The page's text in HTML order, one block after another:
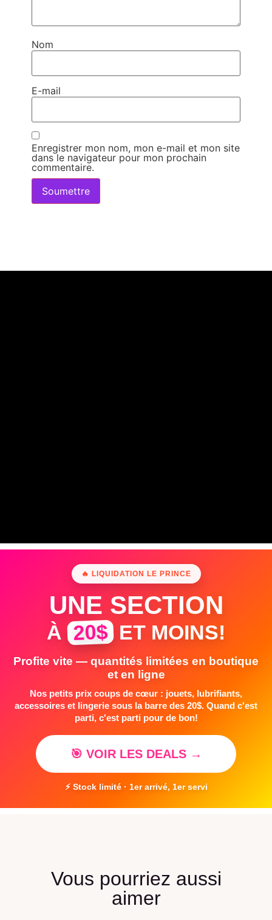
Nom
E-mail
Enregistrer mon nom, mon e-mail et mon site
dans le navigateur pour mon prochain
commentaire.
🔥 LIQUIDATION LE PRINCE
UNE SECTION
À 20$ ET MOINS!
Profite vite — quantités limitées en boutique
et en ligne
Nos petits prix coups de cœur : jouets, lubrifiants,
accessoires et lingerie sous la barre des 20$. Quand c'est
parti, c'est parti pour de bon!
🎯 VOIR LES DEALS →
⚡ Stock limité · 1er arrivé, 1er servi
Vous pourriez aussi
aimer